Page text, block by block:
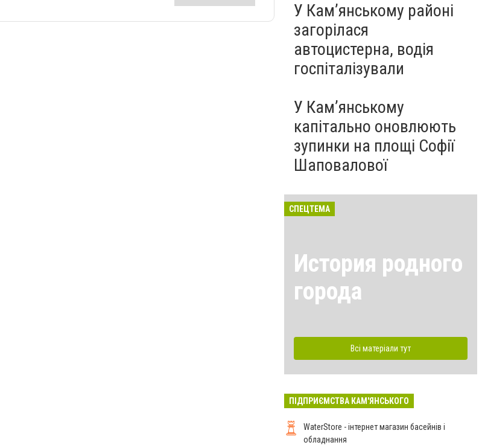
У Кам’янському районі
загорілася
автоцистерна, водія
госпіталізували
У Кам’янському
капітально оновлюють
зупинки на площі Софії
Шаповалової
СПЕЦТЕМА
История родного
города
Всі матеріали тут
ПІДПРИЄМСТВА КАМ'ЯНСЬКОГО
WaterStore - інтернет магазин басейнів і
обладнання